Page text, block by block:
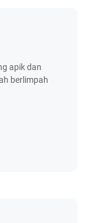
apik dan
berlimpah